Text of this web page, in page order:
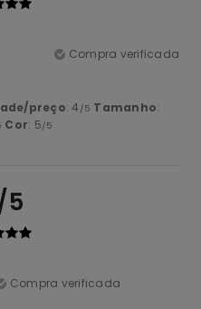
Compra verificada
preço: 4 /5 Tamanho:
Cor: 5/5
Compra verificada